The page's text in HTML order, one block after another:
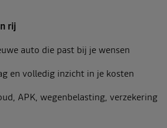
rij
auto die past bij je wensen
en volledig inzicht in je kosten
APK, wegenbelasting, verzekering